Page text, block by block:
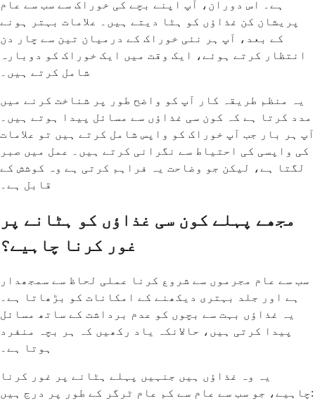
ہے۔ اس دوران، آپ اپنے بچے کی خوراک سے سب سے عام
پریشان کن غذاؤں کو ہٹا دیتے ہیں۔ علامات بہتر ہونے
کے بعد، آپ ہر نئی خوراک کے درمیان تین سے چار دن
انتظار کرتے ہوئے، ایک وقت میں ایک خوراک کو دوبارہ
شامل کرتے ہیں۔
یہ منظم طریقہ کار آپ کو واضح طور پر شناخت کرنے میں
مدد کرتا ہے کہ کون سی غذاؤں سے مسائل پیدا ہوتے ہیں۔
آپ ہر بار جب آپ خوراک کو واپس شامل کرتے ہیں تو علامات
کی واپسی کی احتیاط سے نگرانی کرتے ہیں۔ عمل میں صبر
لگتا ہے، لیکن جو وضاحت یہ فراہم کرتی ہے وہ کوشش کے
قابل ہے۔
مجھے پہلے کون سی غذاؤں کو ہٹانے پر
غور کرنا چاہیے؟
سب سے عام مجرموں سے شروع کرنا عملی لحاظ سے سمجھدار
ہے اور جلد بہتری دیکھنے کے امکانات کو بڑھاتا ہے۔
یہ غذاؤں بہت سے بچوں کو عدم برداشت کے ساتھ مسائل
پیدا کرتی ہیں، حالانکہ یاد رکھیں کہ ہر بچہ منفرد
ہوتا ہے۔
یہ وہ غذاؤں ہیں جنہیں پہلے ہٹانے پر غور کرنا
چاہیے، جو سب سے عام سے کم عام ٹرگر کے طور پر درج ہیں: